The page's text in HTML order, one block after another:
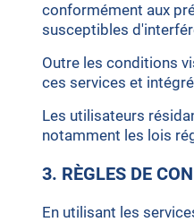
conformément aux
susceptibles
Outre les conditions
ces services et
Les utilisateurs
notamment les lois
3. RÈGLES DE
En utilisant les